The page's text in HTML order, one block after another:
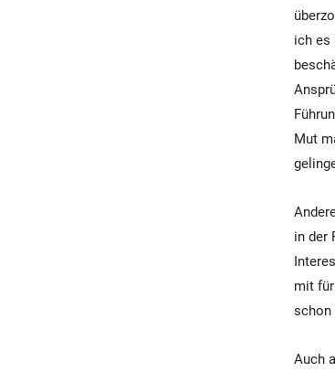
ich es
Mut
in der
mit
schon
Auch